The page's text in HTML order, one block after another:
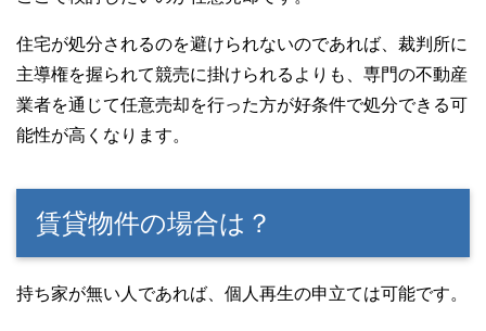
住宅が処分されるのを避けられないのであれば、裁判所に
主導権を握られて競売に掛けられるよりも、専門の不動産
業者を通じて任意売却を行った方が好条件で処分できる可
能性が高くなります。
賃貸物件の場合は？
持ち家が無い人であれば、個人再生の申立ては可能です。